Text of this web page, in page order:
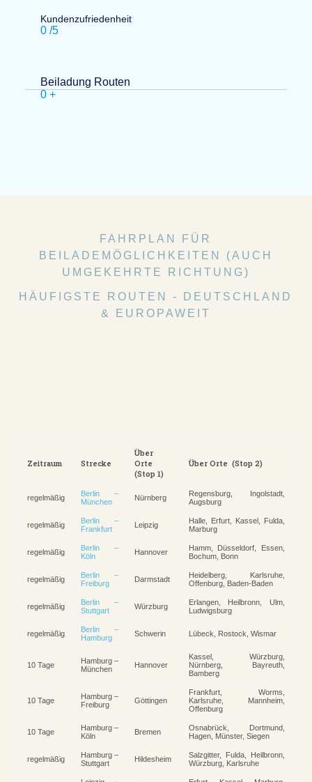
Kundenzufriedenheit
0 /5
Beiladung Routen
0 +
FAHRPLAN FÜR
BEILADEMÖGLICHKEITEN (AUCH
UMGEKEHRTE RICHTUNG)
HÄUFIGSTE ROUTEN - DEUTSCHLAND
& EUROPAWEIT
Zeitraum Strecke
Über
Orte
(Stop 1)
Über Orte (Stop 2)
regelmäßig
Berlin –
München
Nürnberg
Regensburg, Ingolstadt,
Augsburg
regelmäßig
Berlin –
Frankfurt
Leipzig
Halle, Erfurt, Kassel, Fulda,
Marburg
regelmäßig
Berlin –
Köln
Hannover
Hamm, Düsseldorf, Essen,
Bochum, Bonn
regelmäßig
Berlin –
Freiburg
Darmstadt
Heidelberg, Karlsruhe,
Offenburg, Baden-Baden
regelmäßig
Berlin –
Stuttgart
Würzburg
Erlangen, Heilbronn, Ulm,
Ludwigsburg
regelmäßig
Berlin –
Hamburg
Schwerin Lübeck, Rostock, Wismar
10 Tage
Hamburg –
München
Hannover
Kassel, Würzburg,
Nürnberg, Bayreuth,
Bamberg
10 Tage
Hamburg –
Freiburg
Göttingen
Frankfurt, Worms,
Karlsruhe, Mannheim,
Offenburg
10 Tage
Hamburg –
Köln
Bremen
Osnabrück, Dortmund,
Hagen, Münster, Siegen
regelmäßig
Hamburg –
Stuttgart
Hildesheim
Salzgitter, Fulda, Heilbronn,
Würzburg, Karlsruhe